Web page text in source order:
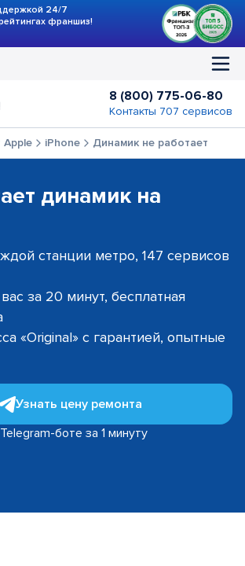
24/7
франшиз!
8 (800) 775-06-80
Контакты 707 сервисов
Apple iPhone Динамик не работает
динамик на
станции метро, 147 сервисов
за 20 минут, бесплатная
«Original» с гарантией, опытные
Узнать цену ремонта
боте за 1 минуту